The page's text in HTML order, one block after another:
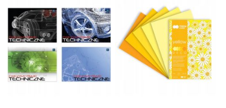
ŻYCZEŃ
ŻYCZEŃ